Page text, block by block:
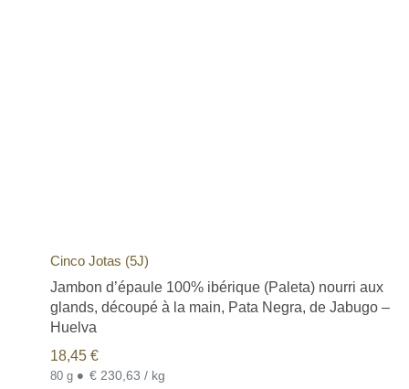
Cinco Jotas (5J)
Jambon d’épaule 100% ibérique (Paleta) nourri aux
glands, découpé à la main, Pata Negra, de Jabugo –
Huelva
18,45 €
80 g • € 230,63 / kg